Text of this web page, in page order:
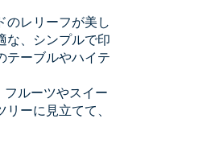
のレリーフが美し
な、シンプルで印
テーブルやハイテ
ルーツやスイー
ーに見立てて、